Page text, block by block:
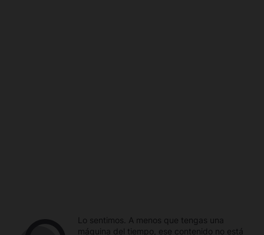
Lo sentimos. A menos que tengas una
máquina del tiempo, ese contenido no está